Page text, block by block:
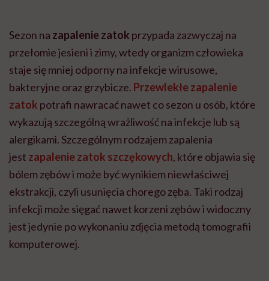
Sezon na zapalenie zatok przypada zazwyczaj na
przełomie jesieni i zimy, wtedy organizm człowieka
staje się mniej odporny na infekcje wirusowe,
bakteryjne oraz grzybicze. Przewlekłe zapalenie
zatok potrafi nawracać nawet co sezon u osób, które
wykazują szczególną wrażliwość na infekcje lub są
alergikami. Szczególnym rodzajem zapalenia
jest zapalenie zatok szczękowych, które objawia się
bólem zębów i może być wynikiem niewłaściwej
ekstrakcji, czyli usunięcia chorego zęba. Taki rodzaj
infekcji może sięgać nawet korzeni zębów i widoczny
jest jedynie po wykonaniu zdjęcia metodą tomografii
komputerowej.